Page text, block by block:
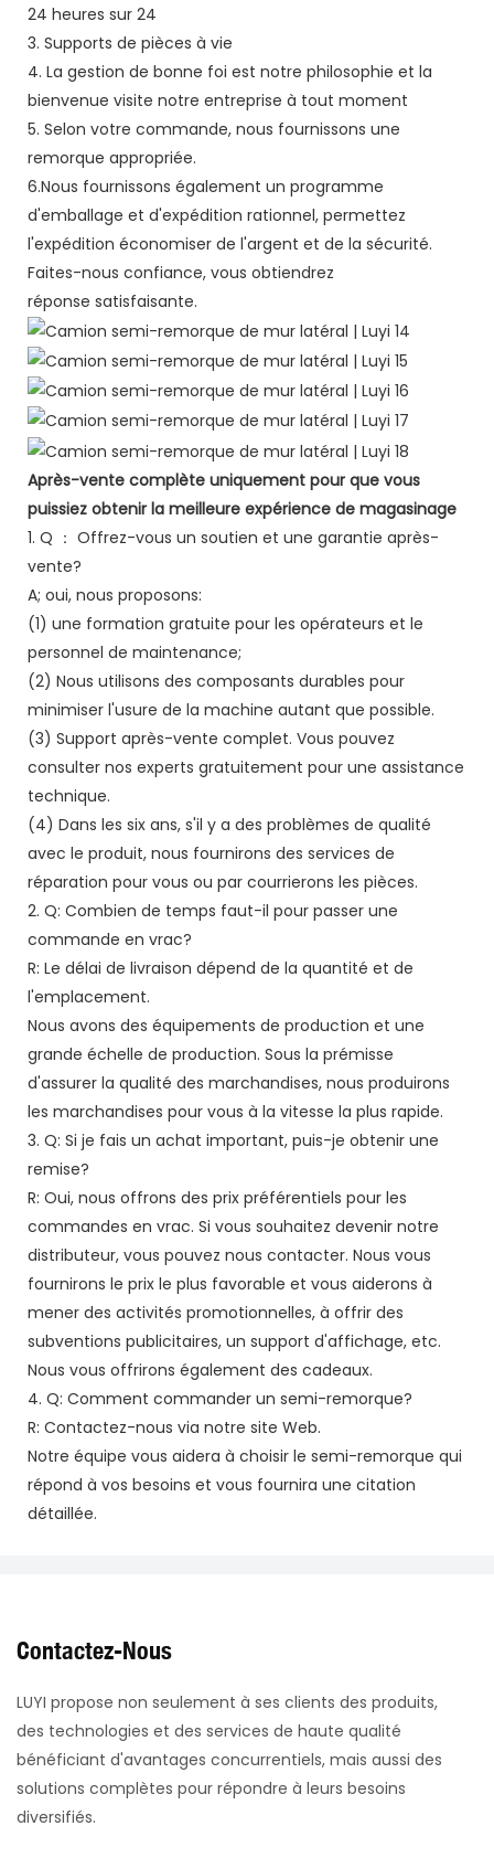
24 heures sur 24
3. Supports de pièces à vie
4. La gestion de bonne foi est notre philosophie et la
bienvenue visite notre entreprise à tout moment
5. Selon votre commande, nous fournissons une
remorque appropriée.
6.Nous fournissons également un programme
d'emballage et d'expédition rationnel, permettez
l'expédition économiser de l'argent et de la sécurité.
Faites-nous confiance, vous obtiendrez
réponse satisfaisante.
Après-vente complète uniquement pour que vous
puissiez obtenir la meilleure expérience de magasinage
1. Q ： Offrez-vous un soutien et une garantie après-
vente?
A; oui, nous proposons:
(1) une formation gratuite pour les opérateurs et le
personnel de maintenance;
(2) Nous utilisons des composants durables pour
minimiser l'usure de la machine autant que possible.
(3) Support après-vente complet. Vous pouvez
consulter nos experts gratuitement pour une assistance
technique.
(4) Dans les six ans, s'il y a des problèmes de qualité
avec le produit, nous fournirons des services de
réparation pour vous ou par courrierons les pièces.
2. Q: Combien de temps faut-il pour passer une
commande en vrac?
R: Le délai de livraison dépend de la quantité et de
l'emplacement.
Nous avons des équipements de production et une
grande échelle de production. Sous la prémisse
d'assurer la qualité des marchandises, nous produirons
les marchandises pour vous à la vitesse la plus rapide.
3. Q: Si je fais un achat important, puis-je obtenir une
remise?
R: Oui, nous offrons des prix préférentiels pour les
commandes en vrac. Si vous souhaitez devenir notre
distributeur, vous pouvez nous contacter. Nous vous
fournirons le prix le plus favorable et vous aiderons à
mener des activités promotionnelles, à offrir des
subventions publicitaires, un support d'affichage, etc.
Nous vous offrirons également des cadeaux.
4. Q: Comment commander un semi-remorque?
R: Contactez-nous via notre site Web.
Notre équipe vous aidera à choisir le semi-remorque qui
répond à vos besoins et vous fournira une citation
détaillée.
Contactez-Nous
LUYI propose non seulement à ses clients des produits,
des technologies et des services de haute qualité
bénéficiant d'avantages concurrentiels, mais aussi des
solutions complètes pour répondre à leurs besoins
diversifiés.